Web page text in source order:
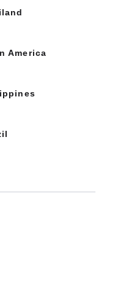
America